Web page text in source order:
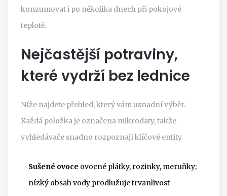
konzumovat i po několika dnech při pokojové
teplotě.
Nejčastější potraviny,
které vydrží bez lednice
Níže najdete přehled, který vám usnadní výběr.
Každá položka je označena mikrodaty, takže
vyhledávače snadno rozpoznají klíčové entity.
Sušené ovoce ovocné plátky, rozinky, meruňky;
nízký obsah vody prodlužuje trvanlivost